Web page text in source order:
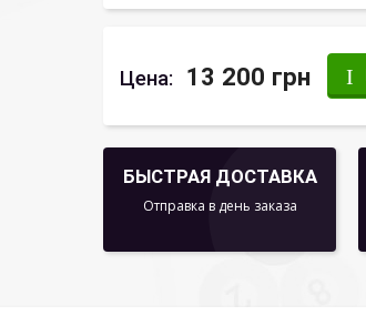
Цена: 13 200 грн
БЫСТРАЯ ДОСТАВКА
Отправка в день заказа